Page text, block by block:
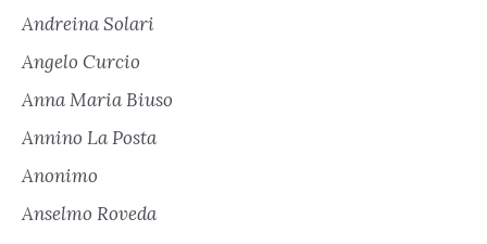
Andreina Solari
Angelo Curcio
Anna Maria Biuso
Annino La Posta
Anonimo
Anselmo Roveda